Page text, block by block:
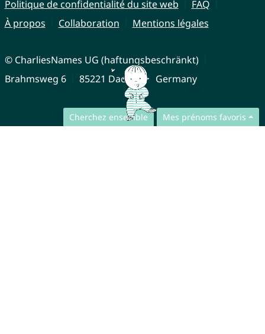
Cherchez ensemble Mes prénoms favoris
Politique de confidentialité du site web
FAQ
À propos
Collaboration Mentions légales
© CharliesNames UG (haftungsbeschränkt)
Brahmsweg 6
85221 Dachau Germany